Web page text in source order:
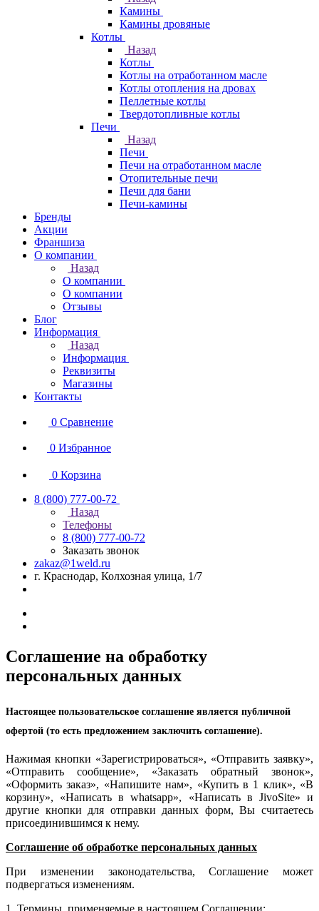
Камины
Камины дровяные
Котлы
Назад
Котлы
Котлы на отработанном масле
Котлы отопления на дровах
Пеллетные котлы
Твердотопливные котлы
Печи
Назад
Печи
Печи на отработанном масле
Отопительные печи
Печи для бани
Печи-камины
Бренды
Акции
Франшиза
О компании
Назад
О компании
О компании
Отзывы
Блог
Информация
Назад
Информация
Реквизиты
Магазины
Контакты
0 Сравнение
0 Избранное
0 Корзина
8 (800) 777-00-72
Назад
Телефоны
8 (800) 777-00-72
Заказать звонок
zakaz@1weld.ru
г. Краснодар, Колхозная улица, 1/7
Соглашение на обработку
персональных данных
Настоящее пользовательское соглашение является публичной
офертой (то есть предложением заключить соглашение).
Нажимая кнопки «Зарегистрироваться», «Отправить заявку»,
«Отправить сообщение», «Заказать обратный звонок»,
«Оформить заказ», «Напишите нам», «Купить в 1 клик», «В
корзину», «Написать в whatsapp», «Написать в JivoSite» и
другие кнопки для отправки данных форм, Вы считаетесь
присоединившимся к нему.
Соглашение об обработке персональных данных
При изменении законодательства, Соглашение может
подвергаться изменениям.
1. Термины, применяемые в настоящем Соглашении: